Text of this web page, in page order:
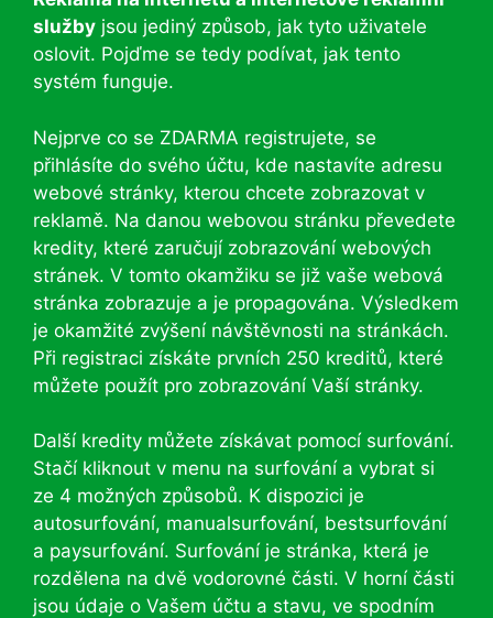
služby jsou jediný způsob, jak tyto uživatele
oslovit. Pojďme se tedy podívat, jak tento
systém funguje.
Nejprve co se ZDARMA registrujete, se
přihlásíte do svého účtu, kde nastavíte adresu
webové stránky, kterou chcete zobrazovat v
reklamě. Na danou webovou stránku převedete
kredity, které zaručují zobrazování webových
stránek. V tomto okamžiku se již vaše webová
stránka zobrazuje a je propagována. Výsledkem
je okamžité zvýšení návštěvnosti na stránkách.
Při registraci získáte prvních 250 kreditů, které
můžete použít pro zobrazování Vaší stránky.
Další kredity můžete získávat pomocí surfování.
Stačí kliknout v menu na surfování a vybrat si
ze 4 možných způsobů. K dispozici je
autosurfování, manualsurfování, bestsurfování
a paysurfování. Surfování je stránka, která je
rozdělena na dvě vodorovné části. V horní části
jsou údaje o Vašem účtu a stavu, ve spodním